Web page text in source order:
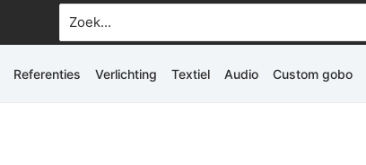
Zoek
naar:
Referenties Verlichting Textiel Audio Custom gobo